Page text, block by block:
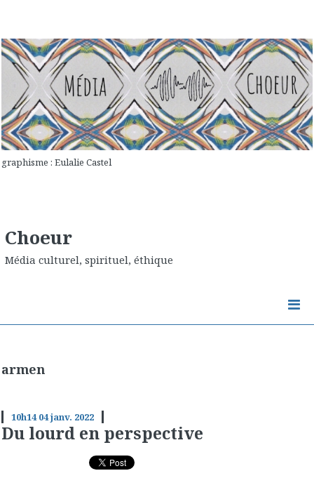
graphisme : Eulalie Castel
Choeur
Média culturel, spirituel, éthique
armen
10h14 04janv. 2022
Du lourd en perspective